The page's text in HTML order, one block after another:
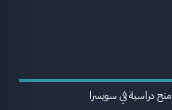
منح دراسية في سويسرا